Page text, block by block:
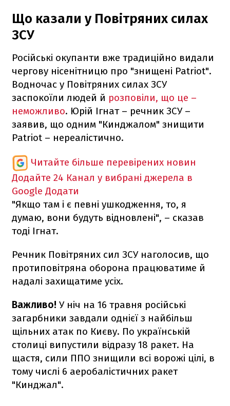
Що казали у Повітряних силах
ЗСУ
Російські окупанти вже традиційно видали
чергову нісенітницю про "знищені Patriot".
Водночас у Повітряних силах ЗСУ
заспокоїли людей й розповіли, що це –
неможливо. Юрій Ігнат – речник ЗСУ –
заявив, що одним "Кинджалом" знищити
Patriot – нереалістично.
Читайте більше перевірених новин
Додайте 24 Канал у вибрані джерела в
Google Додати
"Якщо там і є певні ушкодження, то, я
думаю, вони будуть відновлені", – сказав
тоді Ігнат.
Речник Повітряних сил ЗСУ наголосив, що
протиповітряна оборона працюватиме й
надалі захищатиме усіх.
Важливо! У ніч на 16 травня російські
загарбники завдали однієї з найбільш
щільних атак по Києву. По українській
столиці випустили відразу 18 ракет. На
щастя, сили ППО знищили всі ворожі цілі, в
тому числі 6 аеробалістичних ракет
"Кинджал".